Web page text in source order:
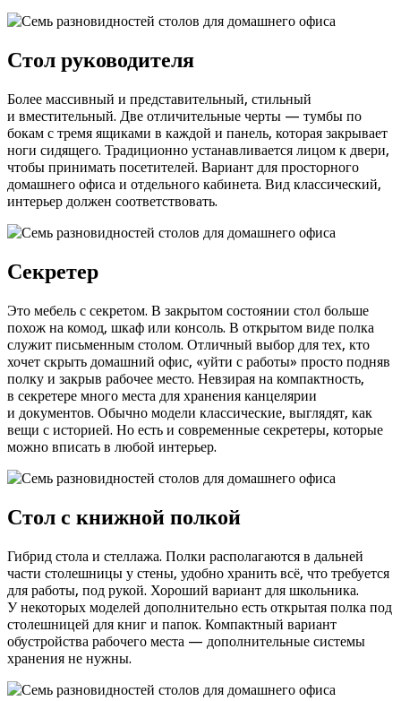
Стол руководителя
Более массивный и представительный, стильный
и вместительный. Две отличительные черты — тумбы по
бокам с тремя ящиками в каждой и панель, которая закрывает
ноги сидящего. Традиционно устанавливается лицом к двери,
чтобы принимать посетителей. Вариант для просторного
домашнего офиса и отдельного кабинета. Вид классический,
интерьер должен соответствовать.
Секретер
Это мебель с секретом. В закрытом состоянии стол больше
похож на комод, шкаф или консоль. В открытом виде полка
служит письменным столом. Отличный выбор для тех, кто
хочет скрыть домашний офис, «уйти с работы» просто подняв
полку и закрыв рабочее место. Невзирая на компактность,
в секретере много места для хранения канцелярии
и документов. Обычно модели классические, выглядят, как
вещи с историей. Но есть и современные секретеры, которые
можно вписать в любой интерьер.
Стол с книжной полкой
Гибрид стола и стеллажа. Полки располагаются в дальней
части столешницы у стены, удобно хранить всё, что требуется
для работы, под рукой. Хороший вариант для школьника.
У некоторых моделей дополнительно есть открытая полка под
столешницей для книг и папок. Компактный вариант
обустройства рабочего места — дополнительные системы
хранения не нужны.